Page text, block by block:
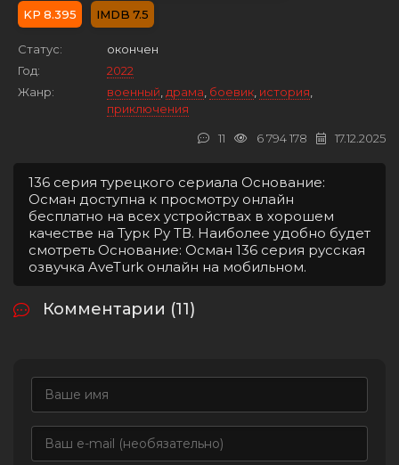
8.395 7.5
Статус:
окончен
Год:
2022
Жанр:
военный драма боевик история
приключения
17.12.2025
6 794 178
11
136 серия турецкого сериала Основание:
Осман доступна к просмотру онлайн
бесплатно на всех устройствах в хорошем
качестве на Турк Ру ТВ. Наиболее удобно будет
смотреть Основание: Осман 136 серия русская
озвучка AveTurk онлайн на мобильном.
Комментарии (11)